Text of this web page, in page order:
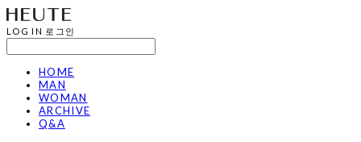
LOG IN 로그인
HOME
MAN
WOMAN
ARCHIVE
Q&A